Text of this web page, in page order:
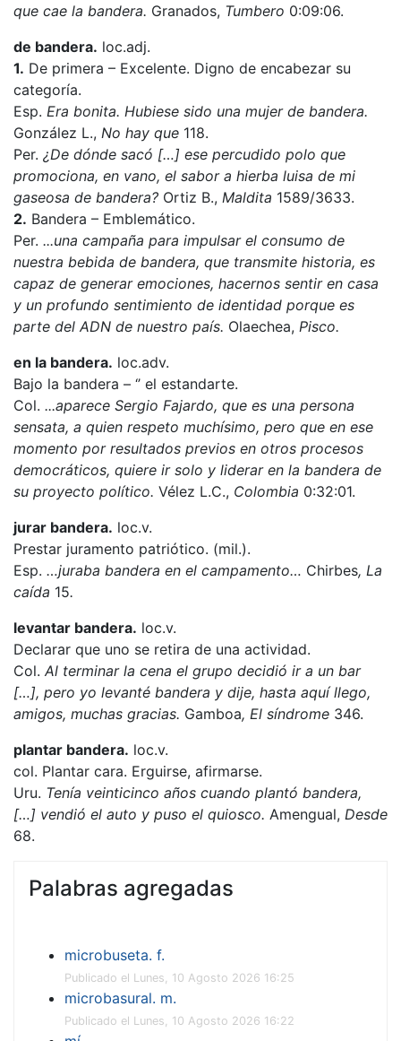
que cae la bandera. Granados, Tumbero 0:09:06.
de bandera. loc.adj.
1. De primera – Excelente. Digno de encabezar su
categoría.
Esp. Era bonita. Hubiese sido una mujer de bandera.
González L., No hay que 118.
Per. ¿De dónde sacó […] ese percudido polo que
promociona, en vano, el sabor a hierba luisa de mi
gaseosa de bandera? Ortiz B., Maldita 1589/3633.
2. Bandera – Emblemático.
Per. ...una campaña para impulsar el consumo de
nuestra bebida de bandera, que transmite historia, es
capaz de generar emociones, hacernos sentir en casa
y un profundo sentimiento de identidad porque es
parte del ADN de nuestro país. Olaechea, Pisco.
en la bandera. loc.adv.
Bajo la bandera – ‘’ el estandarte.
Col. ...aparece Sergio Fajardo, que es una persona
sensata, a quien respeto muchísimo, pero que en ese
momento por resultados previos en otros procesos
democráticos, quiere ir solo y liderar en la bandera de
su proyecto político. Vélez L.C., Colombia 0:32:01.
jurar bandera. loc.v.
Prestar juramento patriótico. (mil.).
Esp. …juraba bandera en el campamento… Chirbes, La
caída 15.
levantar bandera. loc.v.
Declarar que uno se retira de una actividad.
Col. Al terminar la cena el grupo decidió ir a un bar
[…], pero yo levanté bandera y dije, hasta aquí llego,
amigos, muchas gracias. Gamboa, El síndrome 346.
plantar bandera. loc.v.
col. Plantar cara. Erguirse, afirmarse.
Uru. Tenía veinticinco años cuando plantó bandera,
[…] vendió el auto y puso el quiosco. Amengual, Desde
68.
Palabras agregadas
microbuseta. f.
Publicado el Lunes, 10 Agosto 2026 16:25
microbasural. m.
Publicado el Lunes, 10 Agosto 2026 16:22